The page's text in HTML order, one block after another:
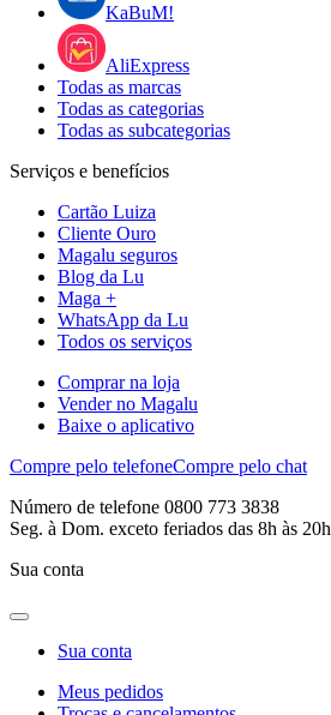
KaBuM!
AliExpress
Todas as marcas
Todas as categorias
Todas as subcategorias
Serviços e benefícios
Cartão Luiza
Cliente Ouro
Magalu seguros
Blog da Lu
Maga +
WhatsApp da Lu
Todos os serviços
Comprar na loja
Vender no Magalu
Baixe o aplicativo
Compre pelo telefoneCompre pelo chat
Número de telefone 0800 773 3838
Seg. à Dom. exceto feriados das 8h às 20h
Sua conta
Sua conta
Meus pedidos